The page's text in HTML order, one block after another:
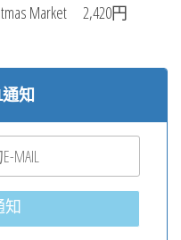
Market 2,420円
通知
知